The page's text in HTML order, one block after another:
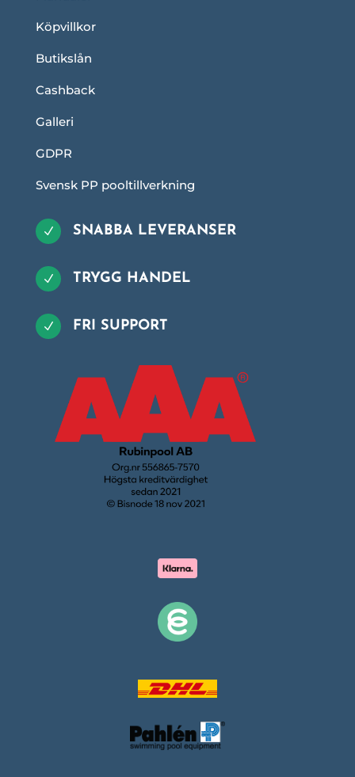
Köpvillkor
Butikslån
Cashback
Galleri
GDPR
Svensk PP pooltillverkning
N SNABBA LEVERANSER
N TRYGG HANDEL
N FRI SUPPORT